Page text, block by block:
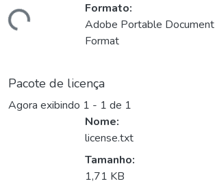
Formato:
Adobe Portable Document
Format
Pacote de licença
Agora exibindo 1 - 1 de 1
Nome:
license.txt
Tamanho:
1,71 KB